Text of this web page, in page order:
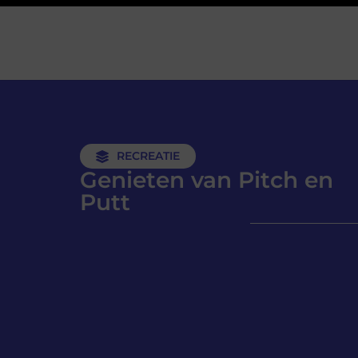
RECREATIE
Genieten van Pitch en
Putt